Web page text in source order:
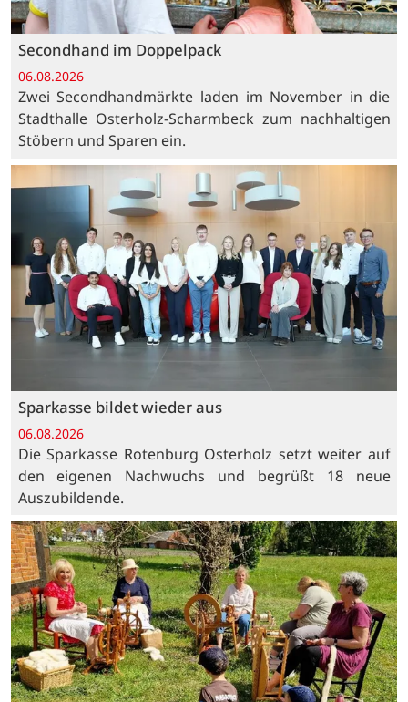
Secondhand im Doppelpack
06.08.2026
Zwei Secondhandmärkte laden im November in die
Stadthalle Osterholz-Scharmbeck zum nachhaltigen
Stöbern und Sparen ein.
Sparkasse bildet wieder aus
06.08.2026
Die Sparkasse Rotenburg Osterholz setzt weiter auf
den eigenen Nachwuchs und begrüßt 18 neue
Auszubildende.